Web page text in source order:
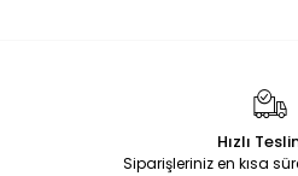
Hızlı
Siparişleriniz en kısa